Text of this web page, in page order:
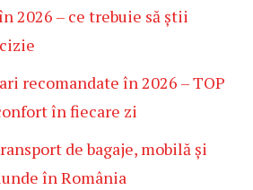
2026 – ce trebuie să știi
recomandate în 2026 – TOP
în fiecare zi
de bagaje, mobilă și
în România